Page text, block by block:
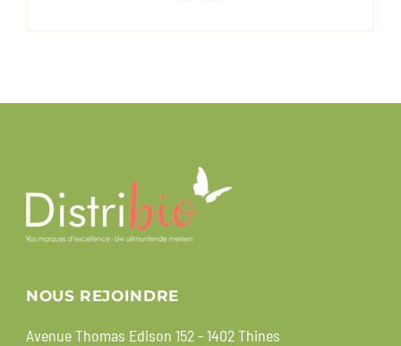
NOUS REJOINDRE
Avenue Thomas Edison 152 - 1402 Thines